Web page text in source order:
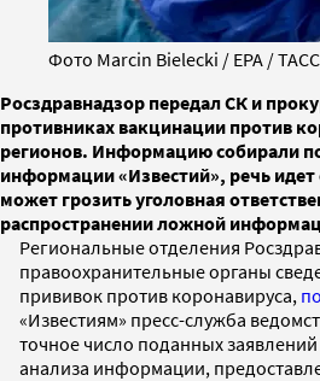
Фото Marcin Bielecki / EPA / ТАСС
Росздравнадзор передал СК и
противниках вакцинации против
регионов. Информацию собирали
информации «Известий», речь идет
может грозить уголовная
распространении ложной
Региональные отделения
правоохранительные органы
прививок против коронавируса,
«Известиям» пресс-служба
точное число поданных
анализа информации,